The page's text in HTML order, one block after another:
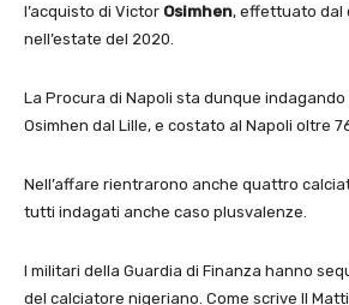
l’acquisto di Victor Osimhen, effettuato dal
nell’estate del 2020.
La Procura di Napoli sta dunque indagando
Osimhen dal Lille, e costato al Napoli oltre
Nell’affare rientrarono anche quattro
tutti indagati anche caso plusvalenze.
I militari della Guardia di Finanza hanno
del calciatore nigeriano. Come scrive Il